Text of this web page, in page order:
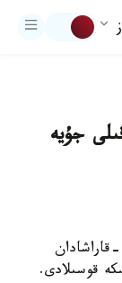
اقىلى جۇيە
نۇر- سۇلتان. قازاقپارات - 2021 -جىلعى 15-قاراشادان